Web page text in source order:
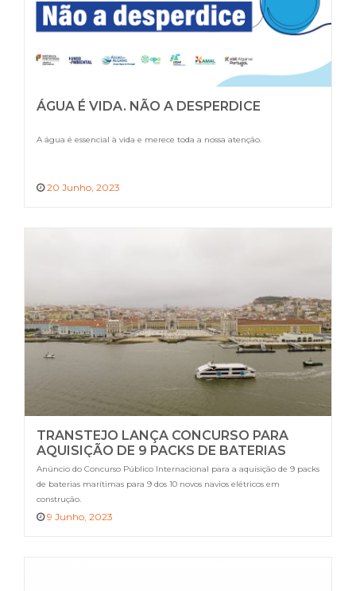
ÁGUA É VIDA. NÃO A DESPERDICE
A água é essencial à vida e merece toda a nossa atenção.
20 Junho, 2023
TRANSTEJO LANÇA CONCURSO PARA
AQUISIÇÃO DE 9 PACKS DE BATERIAS
MARÍTIMAS DESTINADAS À NOVA FROTA
100% ELÉTRICA
Anúncio do Concurso Público Internacional para a aquisição de 9 packs
de baterias marítimas para 9 dos 10 novos navios elétricos em
construção.
9 Junho, 2023